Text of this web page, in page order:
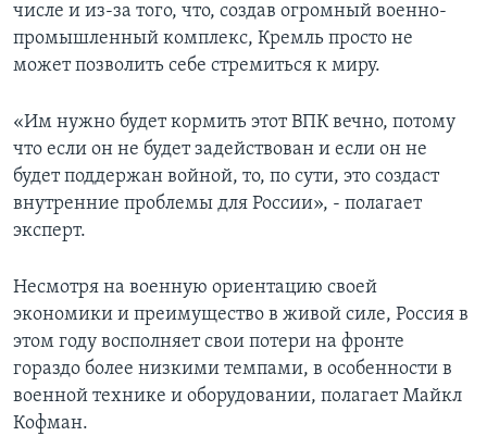
числе и из-за того, что, создав огромный военно-
промышленный комплекс, Кремль просто не
может позволить себе стремиться к миру.
«Им нужно будет кормить этот ВПК вечно, потому
что если он не будет задействован и если он не
будет поддержан войной, то, по сути, это создаст
внутренние проблемы для России», - полагает
эксперт.
Несмотря на военную ориентацию своей
экономики и преимущество в живой силе, Россия в
этом году восполняет свои потери на фронте
гораздо более низкими темпами, в особенности в
военной технике и оборудовании, полагает Майкл
Кофман.